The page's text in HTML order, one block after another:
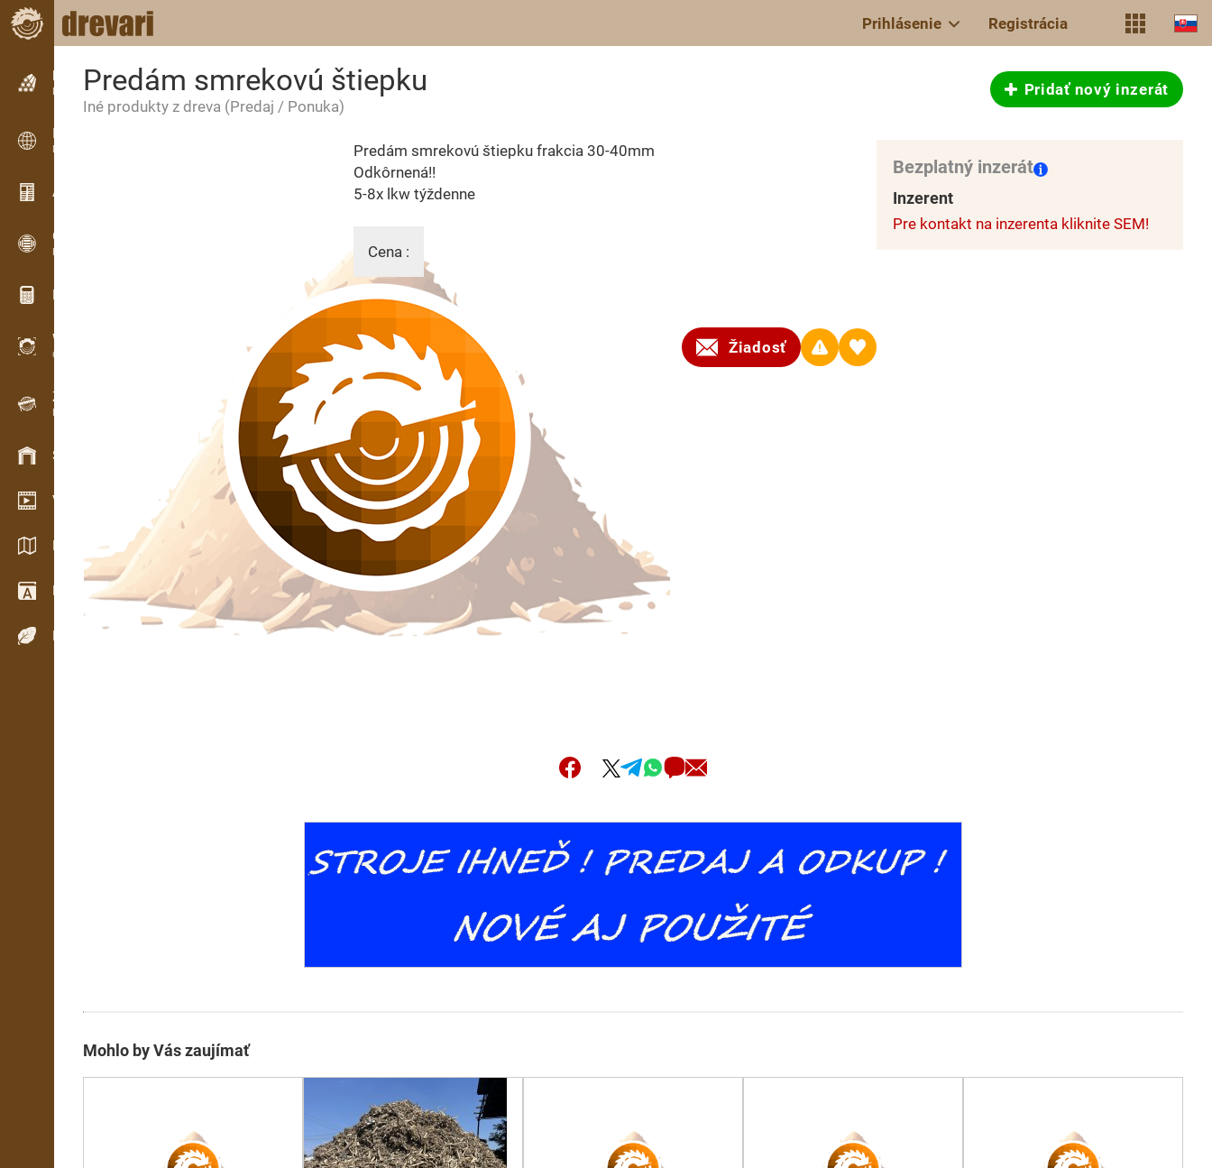
Prihlásenie Registrácia
Inzercia
Riadková inzercia
Inzercia
Medzinárodná inzercia
Aktuality / Články
OPTI-TIMB
Porezové schémy
Drevárske kalkulačky
WoodProfi
Objem dreva s AI
Záznamník
Evidencia dreva v teréne
Skladové hospodárstvo
Video showroom
Katalógy / Brožúry
Drevársky slovník
Dreviny
Predám smrekovú štiepku
Iné produkty z dreva (Predaj / Ponuka)
Pridať nový inzerát
Predám smrekovú štiepku frakcia 30-40mm
Odkôrnená!!
5-8x lkw týždenne
Cena :
08.08.2025 Žiadosť
Bezplatný inzerát
Inzerent
Pre kontakt na inzerenta kliknite SEM!
Mohlo by Vás zaujímať